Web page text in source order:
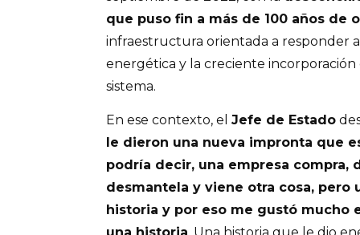
que puso fin a más de 100 años de
infraestructura orientada a responder
energética y la creciente
sistema.
En ese contexto, el Jefe de Estado
le dieron una nueva impronta que
podría decir, una empresa compra,
desmantela y viene otra cosa, pero
historia y por eso me gustó mucho